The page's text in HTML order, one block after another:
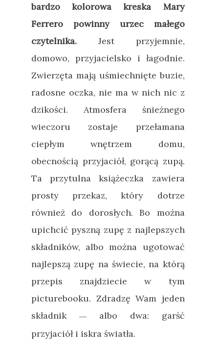
bardzo kolorowa kreska Mary
Ferrero powinny urzec małego
czytelnika. Jest przyjemnie,
domowo, przyjacielsko i łagodnie.
Zwierzęta mają uśmiechnięte buzie,
radosne oczka, nie ma w nich nic z
dzikości. Atmosfera śnieżnego
wieczoru zostaje przełamana
ciepłym wnętrzem domu,
obecnością przyjaciół, gorącą zupą.
Ta przytulna książeczka zawiera
prosty przekaz, który dotrze
również do dorosłych. Bo można
upichcić pyszną zupę z najlepszych
składników, albo można ugotować
najlepszą zupę na świecie, na którą
przepis znajdziecie w tym
picturebooku. Zdradzę Wam jeden
składnik
—albo dwa: garść
przyjaciół i iskra światła.